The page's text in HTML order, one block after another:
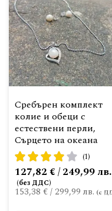
Сребърен комплект
колие и обеци с
естествени перли,
Сърцето на океана
рейтинг:
80%
(1)
153,38 €/299,99 лв.
127,82 € / 249,99 лв.